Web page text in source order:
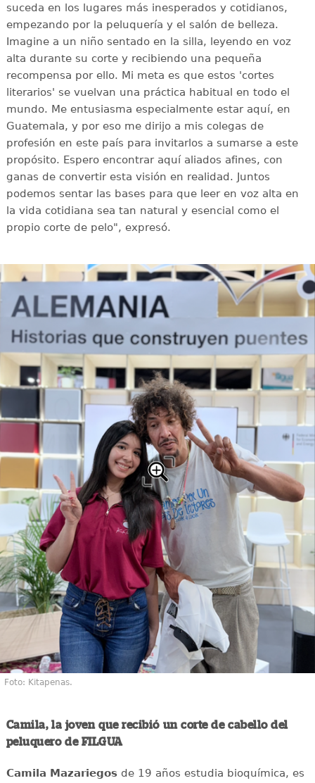
suceda en los lugares más inesperados y cotidianos,
empezando por la peluquería y el salón de belleza.
Imagine a un niño sentado en la silla, leyendo en voz
alta durante su corte y recibiendo una pequeña
recompensa por ello. Mi meta es que estos 'cortes
literarios' se vuelvan una práctica habitual en todo el
mundo. Me entusiasma especialmente estar aquí, en
Guatemala, y por eso me dirijo a mis colegas de
profesión en este país para invitarlos a sumarse a este
propósito. Espero encontrar aquí aliados afines, con
ganas de convertir esta visión en realidad. Juntos
podemos sentar las bases para que leer en voz alta en
la vida cotidiana sea tan natural y esencial como el
propio corte de pelo", expresó.
Foto: Kitapenas.
Camila, la joven que recibió un corte de cabello del
peluquero de FILGUA
Camila Mazariegosde 19 años estudia bioquímica, es